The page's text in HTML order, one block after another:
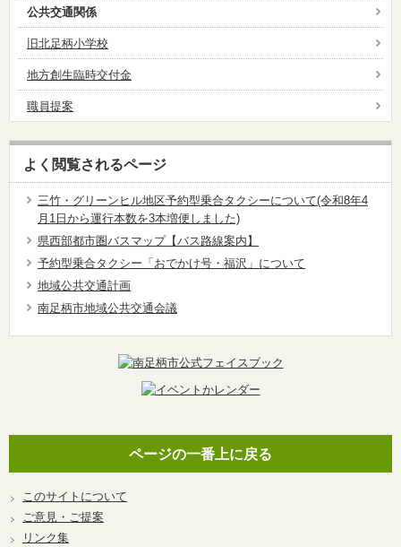
公共交通関係
旧北足柄小学校
地方創生臨時交付金
職員提案
よく閲覧されるページ
三竹・グリーンヒル地区予約型乗合タクシーについて(令和8年4
月1日から運行本数を3本増便しました)
県西部都市圏バスマップ【バス路線案内】
予約型乗合タクシー「おでかけ号・福沢」について
地域公共交通計画
南足柄市地域公共交通会議
ページの一番上に戻る
このサイトについて
ご意見・ご提案
リンク集